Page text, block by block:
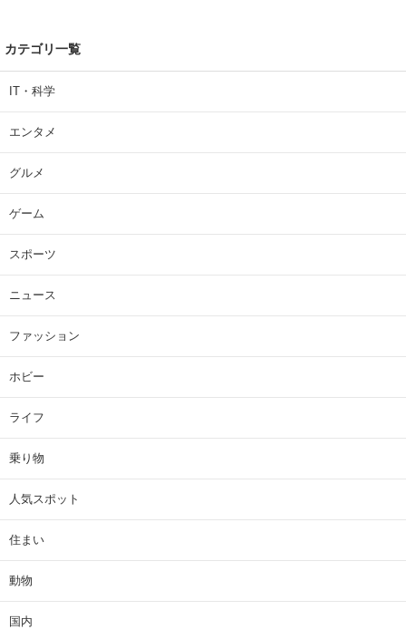
カテゴリ一覧
IT・科学
エンタメ
グルメ
ゲーム
スポーツ
ニュース
ファッション
ホビー
ライフ
乗り物
人気スポット
住まい
動物
国内